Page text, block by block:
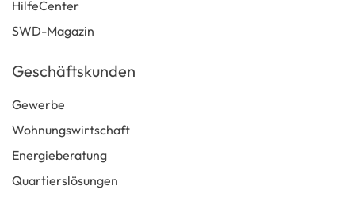
HilfeCenter
SWD-Magazin
Geschäftskunden
Gewerbe
Wohnungswirtschaft
Energieberatung
Quartierslösungen